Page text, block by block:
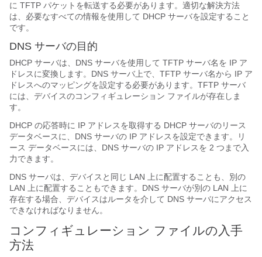
に TFTP パケットを転送する必要があります。適切な解決方法
は、必要なすべての情報を使用して DHCP サーバを設定すること
です。
DNS サーバの目的
DHCP サーバは、DNS サーバを使用して TFTP サーバ名を IP ア
ドレスに変換します。DNS サーバ上で、TFTP サーバ名から IP ア
ドレスへのマッピングを設定する必要があります。TFTP サーバ
には、デバイスのコンフィギュレーション ファイルが存在しま
す。
DHCP の応答時に IP アドレスを取得する DHCP サーバのリース
データベースに、DNS サーバの IP アドレスを設定できます。リ
ース データベースには、DNS サーバの IP アドレスを 2 つまで入
力できます。
DNS サーバは、デバイスと同じ LAN 上に配置することも、別の
LAN 上に配置することもできます。DNS サーバが別の LAN 上に
存在する場合、デバイスはルータを介して DNS サーバにアクセス
できなければなりません。
コンフィギュレーション ファイルの入手
方法